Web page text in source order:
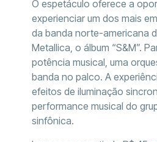
O espetáculo oferece a
experienciar um dos mais
da banda norte-americana
Metallica, o álbum “S&M”.
potência musical, uma
banda no palco. A
efeitos de iluminação
performance musical do
sinfônica.